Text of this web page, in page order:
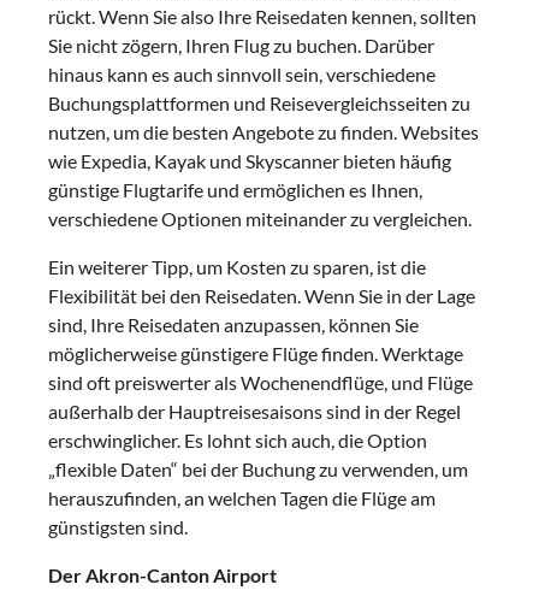
rückt. Wenn Sie also Ihre Reisedaten kennen, sollten
Sie nicht zögern, Ihren Flug zu buchen. Darüber
hinaus kann es auch sinnvoll sein, verschiedene
Buchungsplattformen und Reisevergleichsseiten zu
nutzen, um die besten Angebote zu finden. Websites
wie Expedia, Kayak und Skyscanner bieten häufig
günstige Flugtarife und ermöglichen es Ihnen,
verschiedene Optionen miteinander zu vergleichen.
Ein weiterer Tipp, um Kosten zu sparen, ist die
Flexibilität bei den Reisedaten. Wenn Sie in der Lage
sind, Ihre Reisedaten anzupassen, können Sie
möglicherweise günstigere Flüge finden. Werktage
sind oft preiswerter als Wochenendflüge, und Flüge
außerhalb der Hauptreisesaisons sind in der Regel
erschwinglicher. Es lohnt sich auch, die Option
„flexible Daten“ bei der Buchung zu verwenden, um
herauszufinden, an welchen Tagen die Flüge am
günstigsten sind.
Der Akron-Canton Airport